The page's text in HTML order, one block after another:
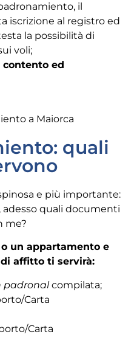
il
iscrizione al registro ed
la possibilità di
voli;
ed
quali
e più importante:
adesso quali documenti
me?
un appartamento e
affitto ti servirà:
padronalcompilata;
Carta
Carta